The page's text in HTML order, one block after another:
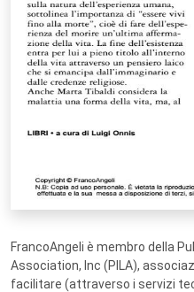
FrancoAngeli è membro della
Association, Inc (PILA),
facilitare (attraverso i servizi